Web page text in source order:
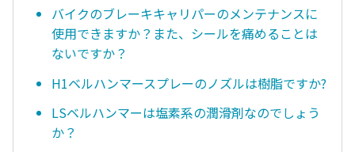
バイクのブレーキキャリパーのメンテナンスに
使用できますか？また、シールを痛めることは
ないですか？
H1ベルハンマースプレーのノズルは樹脂ですか?
LSベルハンマーは塩素系の潤滑剤なのでしょう
か？